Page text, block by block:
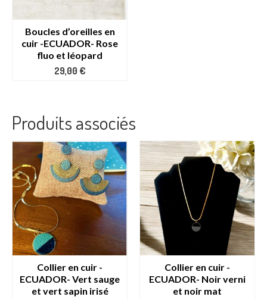
Boucles d’oreilles en
cuir -ECUADOR- Rose
fluo et léopard
29,00 €
Produits associés
Collier en cuir -
ECUADOR- Vert sauge
et vert sapin irisé
Collier en cuir -
ECUADOR- Noir verni
et noir mat